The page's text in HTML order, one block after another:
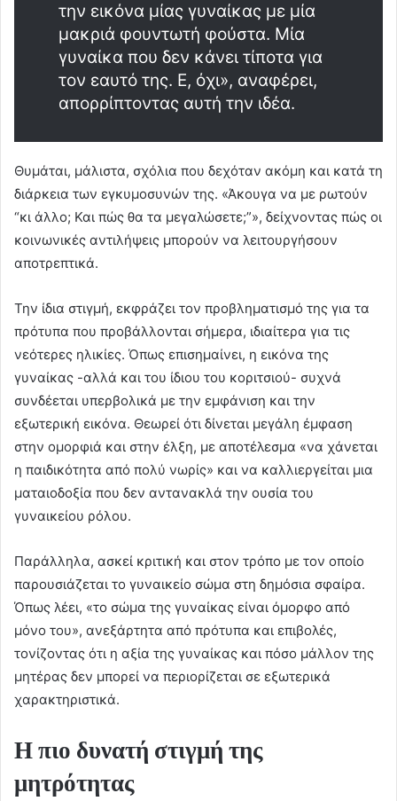
την εικόνα μίας γυναίκας με μία
μακριά φουντωτή φούστα. Μία
γυναίκα που δεν κάνει τίποτα για
τον εαυτό της. Ε, όχι», αναφέρει,
απορρίπτοντας αυτή την ιδέα.
Θυμάται, μάλιστα, σχόλια που δεχόταν ακόμη και κατά τη
διάρκεια των εγκυμοσυνών της. «Άκουγα να με ρωτούν
“κι άλλο; Και πώς θα τα μεγαλώσετε;”», δείχνοντας πώς οι
κοινωνικές αντιλήψεις μπορούν να λειτουργήσουν
αποτρεπτικά.
Την ίδια στιγμή, εκφράζει τον προβληματισμό της για τα
πρότυπα που προβάλλονται σήμερα, ιδιαίτερα για τις
νεότερες ηλικίες. Όπως επισημαίνει, η εικόνα της
γυναίκας -αλλά και του ίδιου του κοριτσιού- συχνά
συνδέεται υπερβολικά με την εμφάνιση και την
εξωτερική εικόνα. Θεωρεί ότι δίνεται μεγάλη έμφαση
στην ομορφιά και στην έλξη, με αποτέλεσμα «να χάνεται
η παιδικότητα από πολύ νωρίς» και να καλλιεργείται μια
ματαιοδοξία που δεν αντανακλά την ουσία του
γυναικείου ρόλου.
Παράλληλα, ασκεί κριτική και στον τρόπο με τον οποίο
παρουσιάζεται το γυναικείο σώμα στη δημόσια σφαίρα.
Όπως λέει, «το σώμα της γυναίκας είναι όμορφο από
μόνο του», ανεξάρτητα από πρότυπα και επιβολές,
τονίζοντας ότι η αξία της γυναίκας και πόσο μάλλον της
μητέρας δεν μπορεί να περιορίζεται σε εξωτερικά
χαρακτηριστικά.
Η πιο δυνατή στιγμή της
μητρότητας